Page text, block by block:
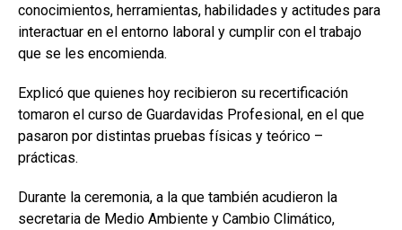
conocimientos, herramientas, habilidades y actitudes para
interactuar en el entorno laboral y cumplir con el trabajo
que se les encomienda.
Explicó que quienes hoy recibieron su recertificación
tomaron el curso de Guardavidas Profesional, en el que
pasaron por distintas pruebas físicas y teórico –
prácticas.
Durante la ceremonia, a la que también acudieron la
secretaria de Medio Ambiente y Cambio Climático,